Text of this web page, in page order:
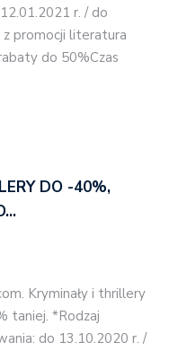
r. / do
promocji literatura
do 50%Czas
DO -40%,
Kryminały i thrillery
taniej. *Rodzaj
do 13.10.2020 r. /